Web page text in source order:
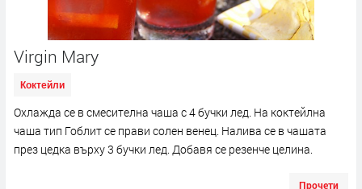
Virgin Mаry
Коктейли
Охлажда се в смесителна чаша с 4 бучки лед. На коктейлна
чаша тип Гоблит се прави солен венец. Налива се в чашата
през цедка върху 3 бучки лед. Добавя се резенче целина.
Прочети